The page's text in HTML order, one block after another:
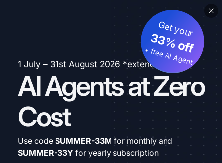
1 July – 31st August 2026 *extended
AI Agents at Zero
Cost
Get your
33% off
+ free AI Agent
Use code SUMMER-33M for monthly and
SUMMER-33Y for yearly subscription